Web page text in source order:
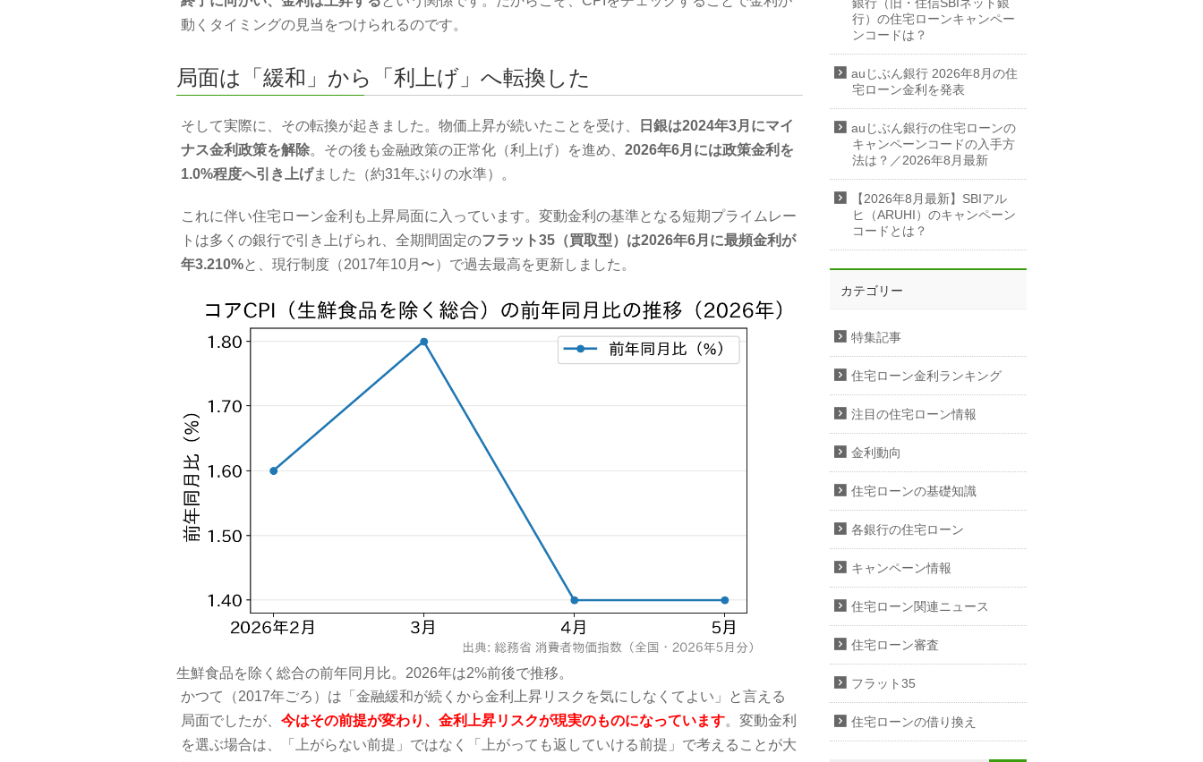
動くタイミングの見当をつけられるのです。
局面は「緩和」から「利上げ」へ転換した
そして実際に、その転換が起きました。物価上昇が続いたことを受け、
日銀は2024年3月にマイ
ナス金利政策を解除。その後も金融政策の正常化（利上げ）を進め、 2026年6月には政策金利を
1.0%程度へ引き上げました（約31年ぶりの水準）。
これに伴い住宅ローン金利も上昇局面に入っています。変動金利の基準となる短期プライムレー
トは多くの銀行で引き上げられ、全期間固定のフラット35（買取型）は2026年6月に最頻金利が
年3.210%と、現行制度（2017年10月〜）で過去最高を更新しました。
生鮮食品を除く総合の前年同月比。2026年は2%前後で推移。
かつて（2017年ごろ）は「金融緩和が続くから金利上昇リスクを気にしなくてよい」と言える
局面でしたが、 今はその前提が変わり、金利上昇リスクが現実のものになっています。変動金利
を選ぶ場合は、「上がらない前提」ではなく「上がっても返していける前提」で考えることが大
銀行（旧・住信SBIネット銀
行）の住宅ローンキャンペー
ンコードは？
auじぶん銀行 2026年8月の住
宅ローン金利を発表
auじぶん銀行の住宅ローンの
キャンペーンコードの入手方
法は？／2026年8月最新
【2026年8月最新】SBIアル
ヒ（ARUHI）のキャンペーン
コードとは？
カテゴリー
特集記事
住宅ローン金利ランキング
注目の住宅ローン情報
金利動向
住宅ローンの基礎知識
各銀行の住宅ローン
キャンペーン情報
住宅ローン関連ニュース
住宅ローン審査
フラット35
住宅ローンの借り換え